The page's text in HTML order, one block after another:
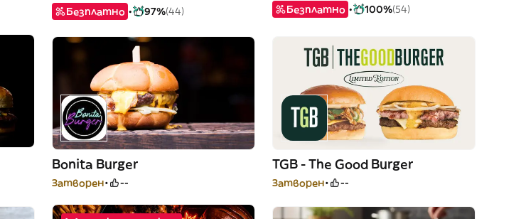
Безплатно 97%(44) Безплатно 100%(54)
Bonita Burger
Затворен --
TGB - The Good Burger
Затворен --